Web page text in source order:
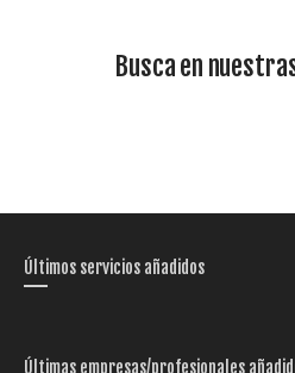
Busca en
Últimos servicios añadidos
Últimas empresas/profesionales